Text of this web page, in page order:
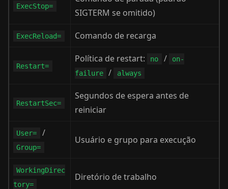
ExecStop=
SIGTERM se omitido)
ExecReload= Comando de recarga
Restart=
Política de restart: no /
on-
failure
/ always
RestartSec=
Segundos de espera antes de
reiniciar
User= /
Group=
Usuário e grupo para execução
WorkingDirec
tory=
Diretório de trabalho